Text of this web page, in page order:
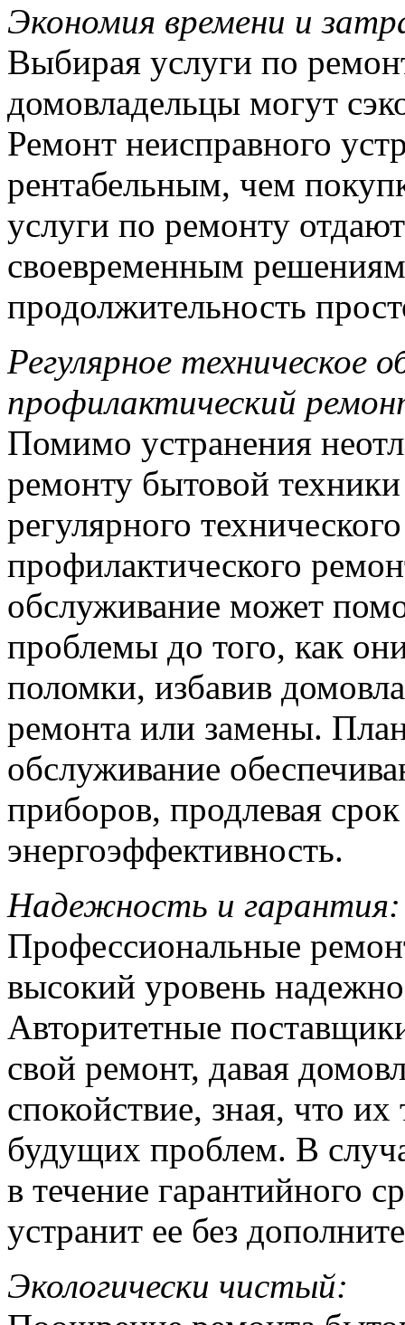
Экономия времени и
Выбирая услуги по
домовладельцы могут
Ремонт неисправного
рентабельным, чем
услуги по ремонту
своевременным
продолжительность
Регулярное техническое
профилактический
Помимо устранения
ремонту бытовой
регулярного
профилактического
обслуживание может
проблемы до того, как
поломки, избавив
ремонта или замены.
обслуживание
приборов, продлевая
энергоэффективность.
Надежность и гарантия:
Профессиональные
высокий уровень
Авторитетные
свой ремонт, давая
спокойствие, зная, что их
будущих проблем. В
в течение гарантийного
устранит ее без
Экологически чистый: